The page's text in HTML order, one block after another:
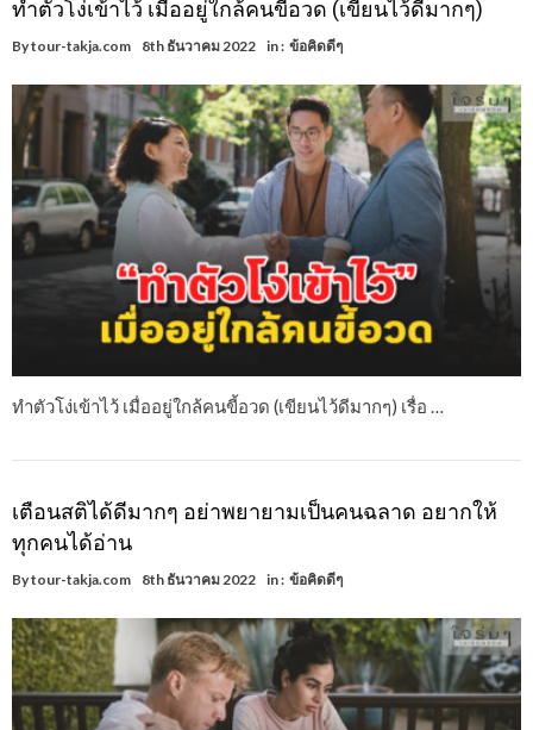
ทำตัวโง่เข้าไว้ เมื่ออยู่ใกล้คนขี้อวด (เขียนไว้ดีมากๆ)
Bytour-takja.com 8th ธันวาคม 2022 in : ข้อคิดดีๆ
ทำตัวโง่เข้าไว้ เมื่ออยู่ใกล้คนขี้อวด (เขียนไว้ดีมากๆ) เรื่อ …
เตือนสติได้ดีมากๆ อย่าพยายามเป็นคนฉลาด อยากให้
ทุกคนได้อ่าน
Bytour-takja.com 8th ธันวาคม 2022 in : ข้อคิดดีๆ